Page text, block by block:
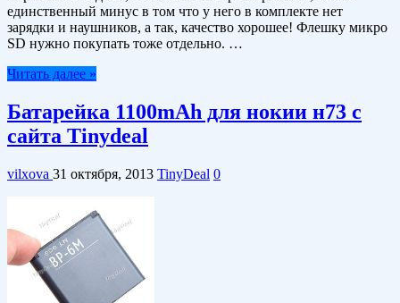
единственный минус в том что у него в комплекте нет
зарядки и наушников, а так, качество хорошее! Флешку микро
SD нужно покупать тоже отдельно. …
Читать далее »
Батарейка 1100mAh для нокии н73 c
cайта Tinydeal
vilxova 31 октября, 2013 TinyDeal 0